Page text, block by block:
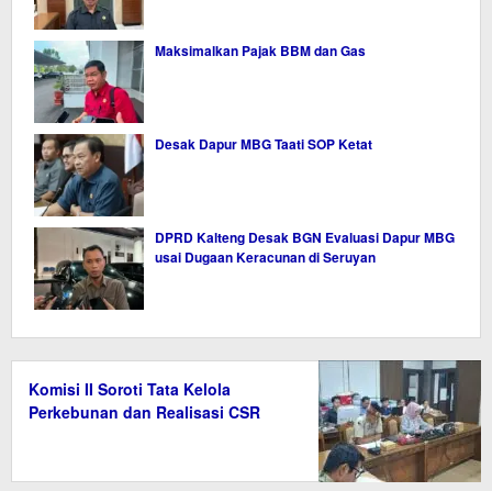
Maksimalkan Pajak BBM dan Gas
Desak Dapur MBG Taati SOP Ketat
DPRD Kalteng Desak BGN Evaluasi Dapur MBG
usai Dugaan Keracunan di Seruyan
Komisi II Soroti Tata Kelola
Perkebunan dan Realisasi CSR